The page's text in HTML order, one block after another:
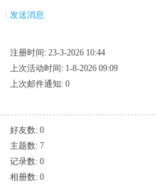
发送消息
注册时间: 23-3-2026 10:44
上次活动时间: 1-8-2026 09:09
上次邮件通知: 0
好友数: 0
主题数: 7
记录数: 0
相册数: 0